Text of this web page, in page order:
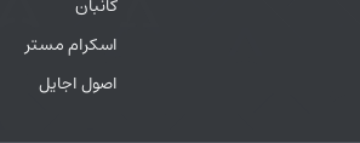
کانبان
اسکرام مستر
اصول اجایل